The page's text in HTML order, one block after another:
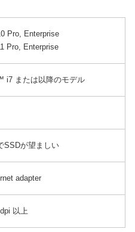
Pro, Enterprise
Pro, Enterprise
i7 または以降のモデル
SSDが望ましい
adapter
以上